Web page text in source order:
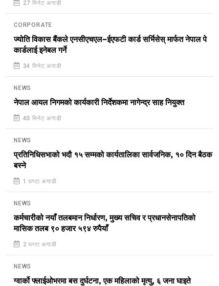
27 मिनेट अगाडी
CORPORATE
ज्योति विकास बैंकले एनसीएचएल–ईएफटी कार्ड सर्भिसेस् मार्फत नेपाल पे
कार्डलाई इनेबल गर्ने
34 मिनेट अगाडी
NEWS
नेपाल आयल निगमको कार्यकारी निर्देशकमा नागेन्द्र साह नियुक्त
40 मिनेट अगाडी
NEWS
प्रतिनिधिसभाको भदौ १५ सम्मको कार्यतालिका सार्वजनिक, १० दिन बैठक
बस्ने
1 घण्टा अगाडी
NEWS
कर्मचारीको नयाँ तलबमान निर्धारण, मुख्य सचिव र प्रधानसेनापतिको
मासिक तलब ९० हजार ५९४ रुपैयाँ
2 घण्टा अगाडी
NEWS
ग्वार्को फ्लाईओभरमा बस दुर्घटना, एक महिलाको मृत्यु, ६ जना घाइते